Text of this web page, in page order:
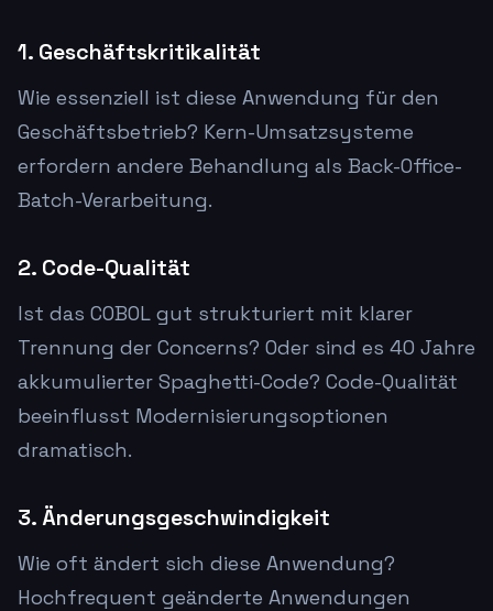
1. Geschäftskritikalität
Wie essenziell ist diese Anwendung für den
Geschäftsbetrieb? Kern-Umsatzsysteme
erfordern andere Behandlung als Back-Office-
Batch-Verarbeitung.
2. Code-Qualität
Ist das COBOL gut strukturiert mit klarer
Trennung der Concerns? Oder sind es 40 Jahre
akkumulierter Spaghetti-Code? Code-Qualität
beeinflusst Modernisierungsoptionen
dramatisch.
3. Änderungsgeschwindigkeit
Wie oft ändert sich diese Anwendung?
Hochfrequent geänderte Anwendungen